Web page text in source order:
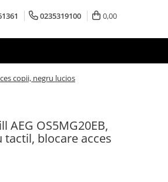
0235319100 0,00
copii, negru lucios
OS5MG20EB,
tactil, blocare acces